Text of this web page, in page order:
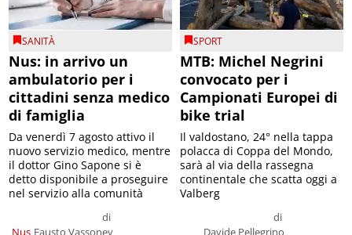
SANITÀ
Nus: in arrivo un
ambulatorio per i
cittadini senza medico
di famiglia
Nus
di
Fausto Vassoney
Da venerdì 7 agosto attivo il
nuovo servizio medico, mentre
il dottor Gino Sapone si è
detto disponibile a proseguire
nel servizio alla comunità
SPORT
MTB: Michel Negrini
convocato per i
Campionati Europei di
bike trial
di
Davide Pellegrino
Il valdostano, 24° nella tappa
polacca di Coppa del Mondo,
sarà al via della rassegna
continentale che scatta oggi a
Valberg